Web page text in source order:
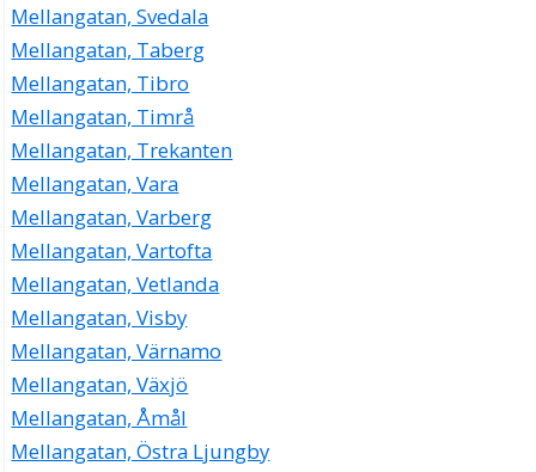
Mellangatan, Svedala
Mellangatan, Taberg
Mellangatan, Tibro
Mellangatan, Timrå
Mellangatan, Trekanten
Mellangatan, Vara
Mellangatan, Varberg
Mellangatan, Vartofta
Mellangatan, Vetlanda
Mellangatan, Visby
Mellangatan, Värnamo
Mellangatan, Växjö
Mellangatan, Åmål
Mellangatan, Östra Ljungby